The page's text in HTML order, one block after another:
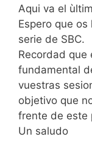
Aqui va el
Espero que
serie de SBC.
Recordad que
fundamental
vuestras
objetivo que
frente de este
Un saludo